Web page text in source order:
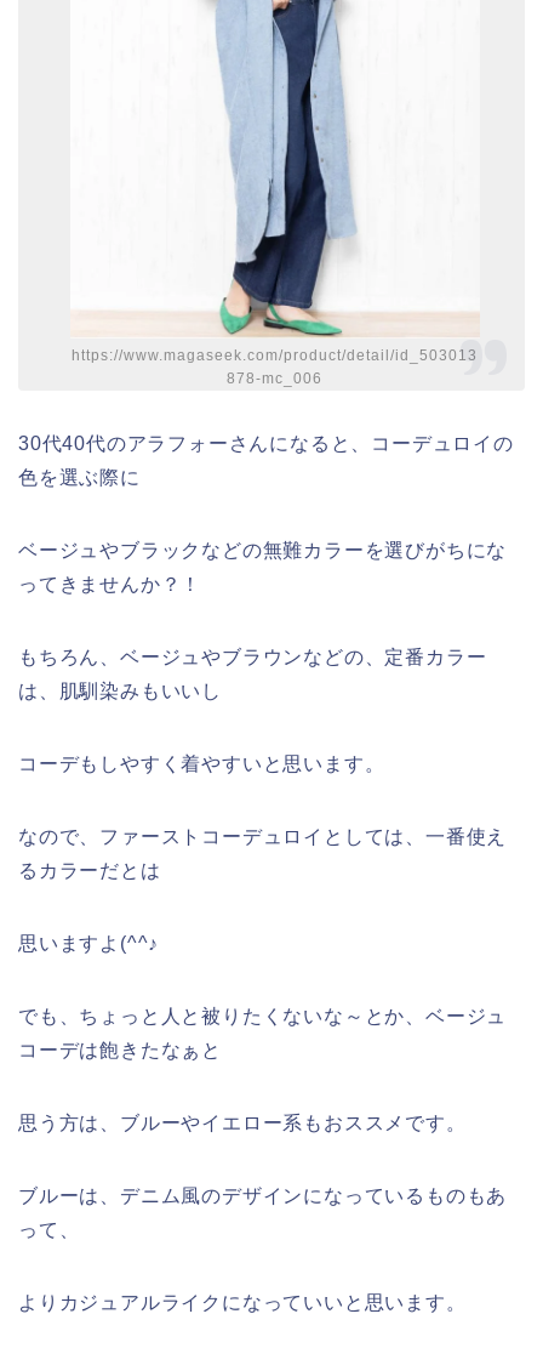
https://www.magaseek.com/product/detail/id_503013
878-mc_006
30代40代のアラフォーさんになると、コーデュロイの
色を選ぶ際に
ベージュやブラックなどの無難カラーを選びがちにな
ってきませんか？！
もちろん、ベージュやブラウンなどの、定番カラー
は、肌馴染みもいいし
コーデもしやすく着やすいと思います。
なので、ファーストコーデュロイとしては、一番使え
るカラーだとは
思いますよ(^^♪
でも、ちょっと人と被りたくないな～とか、ベージュ
コーデは飽きたなぁと
思う方は、ブルーやイエロー系もおススメです。
ブルーは、デニム風のデザインになっているものもあ
って、
よりカジュアルライクになっていいと思います。